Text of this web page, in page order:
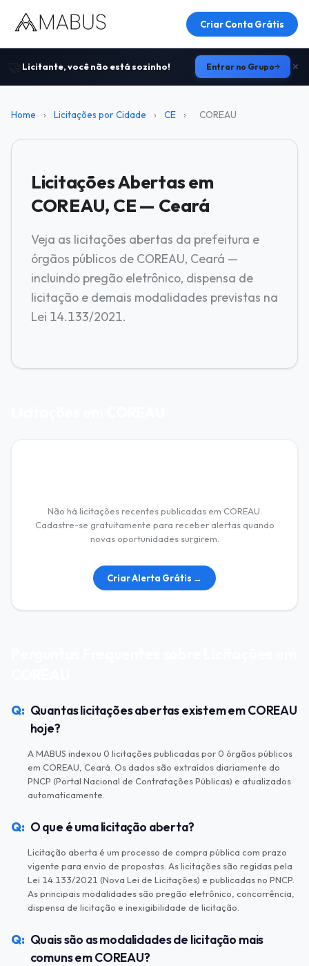
Criar Conta Grátis
Licitante, você não está sozinho! Entrar no Grupo
Home › Licitações por Cidade › CE › COREAU
Licitações Abertas em
COREAU, CE — Ceará
Veja as licitações abertas da prefeitura e
órgãos públicos de COREAU, Ceará —
incluindo pregão eletrônico, dispensa de
licitação e demais modalidades previstas na
Lei 14.133/2021.
Não há licitações recentes publicadas em COREAU.
Cadastre-se gratuitamente para receber alertas quando
novas oportunidades surgirem.
Criar Alerta Grátis →
Quantas licitações abertas existem em COREAU
hoje?
A MABUS indexou 0 licitações publicadas por 0 órgãos públicos
em COREAU, Ceará. Os dados são extraídos diariamente do
PNCP (Portal Nacional de Contratações Públicas) e atualizados
automaticamente.
O que é uma licitação aberta?
Licitação aberta é um processo de compra pública com prazo
vigente para envio de propostas. As licitações são regidas pela
Lei 14.133/2021 (Nova Lei de Licitações) e publicadas no PNCP.
As principais modalidades são pregão eletrônico, concorrência,
dispensa de licitação e inexigibilidade de licitação.
Quais são as modalidades de licitação mais
comuns em COREAU?